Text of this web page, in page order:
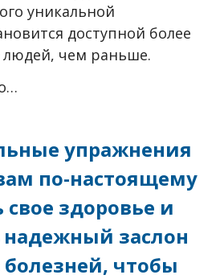
уникальной
доступной более
людей, чем раньше.
упражнения
по-настоящему
свое здоровье и
надежный заслон
чтобы